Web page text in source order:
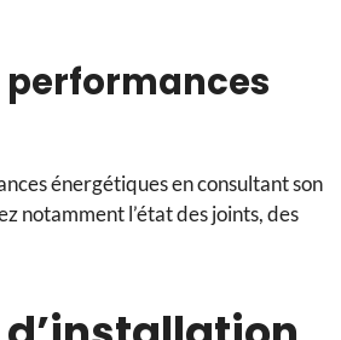
performances
énergétiques en consultant son
notamment l’état des joints, des